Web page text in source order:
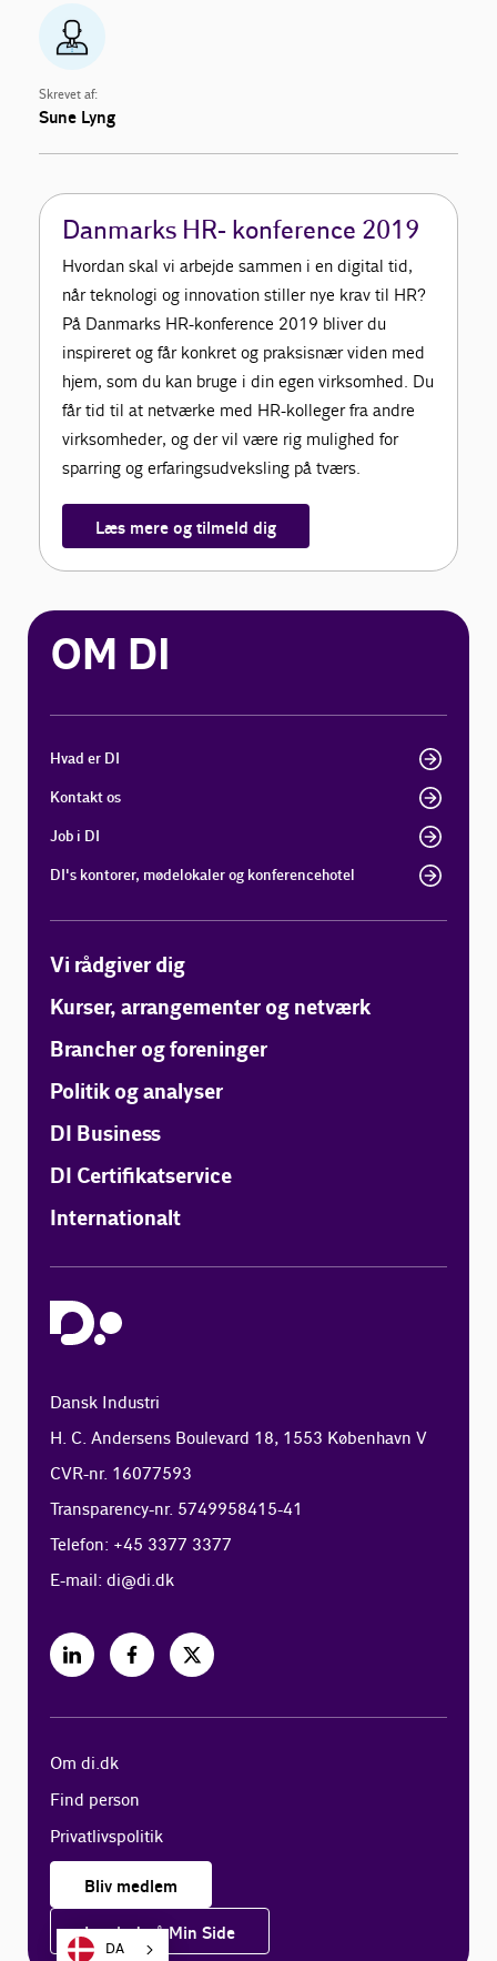
Skrevet af:
Sune Lyng
Danmarks HR- konference 2019
Hvordan skal vi arbejde sammen i en digital tid,
når teknologi og innovation stiller nye krav til HR?
På Danmarks HR-konference 2019 bliver du
inspireret og får konkret og praksisnær viden med
hjem, som du kan bruge i din egen virksomhed. Du
får tid til at netværke med HR-kolleger fra andre
virksomheder, og der vil være rig mulighed for
sparring og erfaringsudveksling på tværs.
Læs mere og tilmeld dig
OM DI
Hvad er DI
Kontakt os
Job i DI
DI's kontorer, mødelokaler og konferencehotel
Vi rådgiver dig
Kurser, arrangementer og netværk
Brancher og foreninger
Politik og analyser
DI Business
DI Certifikatservice
Internationalt
Dansk Industri
H. C. Andersens Boulevard 18, 1553 København V
CVR-nr. 16077593
Transparency-nr. 5749958415-41
Telefon: +45 3377 3377
E-mail:di@di.dk
Om di.dk
Find person
Privatlivspolitik
Bliv medlem
Log ind på Min Side
DA